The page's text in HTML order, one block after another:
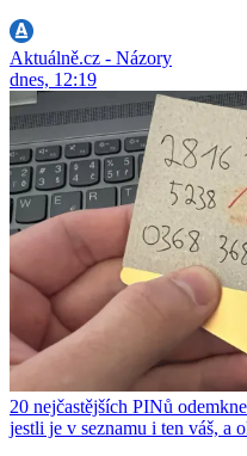
Aktuálně.cz - Názory
dnes, 12:19
20 nejčastějších PINů
jestli je v seznamu i ten váš, a